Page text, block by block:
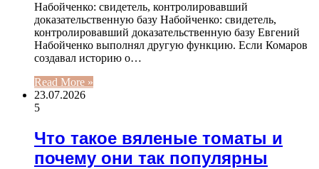
Набойченко: свидетель, контролировавший
доказательственную базу Набойченко: свидетель,
контролировавший доказательственную базу Евгений
Набойченко выполнял другую функцию. Если Комаров
создавал историю о…
Read More »
23.07.2026
5
Что такое вяленые томаты и
почему они так популярны